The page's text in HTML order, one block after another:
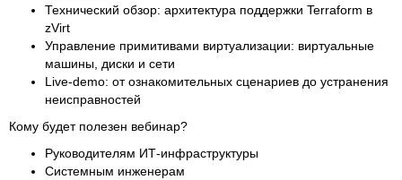
Технический обзор: архитектура поддержки Terraform в
zVirt
Управление примитивами виртуализации: виртуальные
машины, диски и сети
Live-demo: от ознакомительных сценариев до устранения
неисправностей
Кому будет полезен вебинар?
Руководителям ИТ-инфраструктуры
Системным инженерам